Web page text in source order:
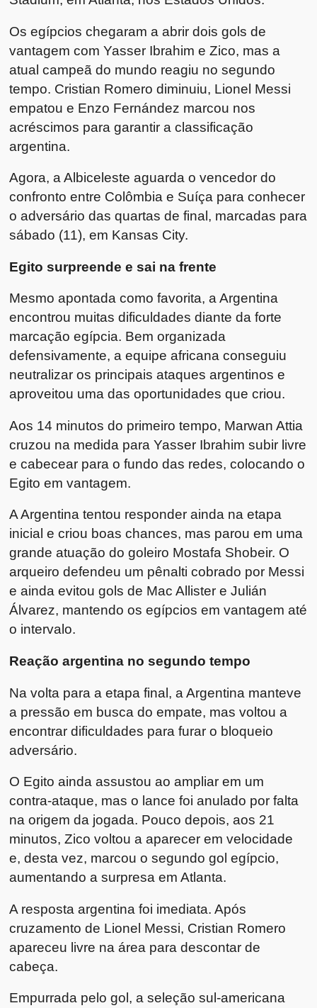
Os egípcios chegaram a abrir dois gols de
vantagem com Yasser Ibrahim e Zico, mas a
atual campeã do mundo reagiu no segundo
tempo. Cristian Romero diminuiu, Lionel Messi
empatou e Enzo Fernández marcou nos
acréscimos para garantir a classificação
argentina.
Agora, a Albiceleste aguarda o vencedor do
confronto entre Colômbia e Suíça para conhecer
o adversário das quartas de final, marcadas para
sábado (11), em Kansas City.
Egito surpreende e sai na frente
Mesmo apontada como favorita, a Argentina
encontrou muitas dificuldades diante da forte
marcação egípcia. Bem organizada
defensivamente, a equipe africana conseguiu
neutralizar os principais ataques argentinos e
aproveitou uma das oportunidades que criou.
Aos 14 minutos do primeiro tempo, Marwan Attia
cruzou na medida para Yasser Ibrahim subir livre
e cabecear para o fundo das redes, colocando o
Egito em vantagem.
A Argentina tentou responder ainda na etapa
inicial e criou boas chances, mas parou em uma
grande atuação do goleiro Mostafa Shobeir. O
arqueiro defendeu um pênalti cobrado por Messi
e ainda evitou gols de Mac Allister e Julián
Álvarez, mantendo os egípcios em vantagem até
o intervalo.
Reação argentina no segundo tempo
Na volta para a etapa final, a Argentina manteve
a pressão em busca do empate, mas voltou a
encontrar dificuldades para furar o bloqueio
adversário.
O Egito ainda assustou ao ampliar em um
contra-ataque, mas o lance foi anulado por falta
na origem da jogada. Pouco depois, aos 21
minutos, Zico voltou a aparecer em velocidade
e, desta vez, marcou o segundo gol egípcio,
aumentando a surpresa em Atlanta.
A resposta argentina foi imediata. Após
cruzamento de Lionel Messi, Cristian Romero
apareceu livre na área para descontar de
cabeça.
Empurrada pelo gol, a seleção sul-americana